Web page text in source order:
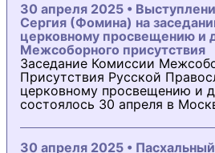
30 апреля 2025 •
Сергия (Фомина) на
церковному просвещению и
Межсоборного присутствия
Заседание Комиссии
Присутствия Русской
церковному просвещению и
состоялось 30 апреля в
30 апреля 2025 •